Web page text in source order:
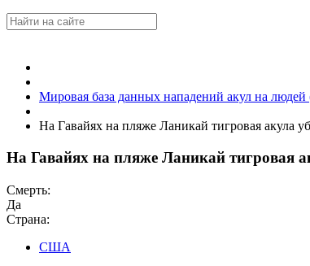
Мировая база данных нападений акул на людей
На Гавайях на пляже Ланикай тигровая акула
На Гавайях на пляже Ланикай тигровая
Смерть:
Да
Страна:
США